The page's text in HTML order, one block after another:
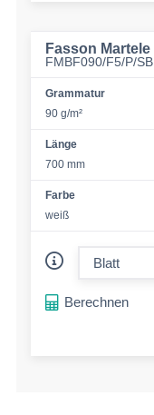
Fasson
FMBF090/F5/P/SB
Grammatur
90 g/m²
Länge
700 mm
Farbe
weiß
Berechnen